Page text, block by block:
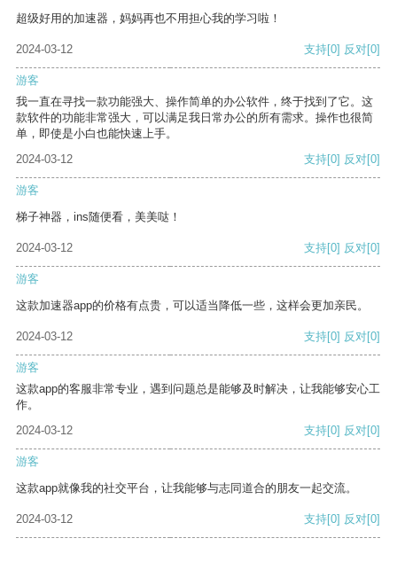
超级好用的加速器，妈妈再也不用担心我的学习啦！
2024-03-12 支持[0] 反对[0]
游客
我一直在寻找一款功能强大、操作简单的办公软件，终于找到了它。这
款软件的功能非常强大，可以满足我日常办公的所有需求。操作也很简
单，即使是小白也能快速上手。
2024-03-12
支持[0] 反对[0]
游客
梯子神器，ins随便看，美美哒！
2024-03-12 支持[0] 反对[0]
游客
这款加速器app的价格有点贵，可以适当降低一些，这样会更加亲民。
2024-03-12 支持[0] 反对[0]
游客
这款app的客服非常专业，遇到问题总是能够及时解决，让我能够安心工
作。
2024-03-12
支持[0] 反对[0]
游客
这款app就像我的社交平台，让我能够与志同道合的朋友一起交流。
2024-03-12 支持[0] 反对[0]